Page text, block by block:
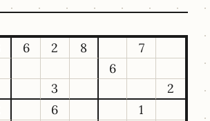
6 2 8
7
6
3
2
6
1